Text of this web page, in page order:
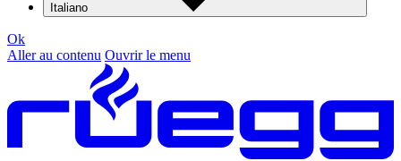
Italiano
Ok
Aller au contenu Ouvrir le menu